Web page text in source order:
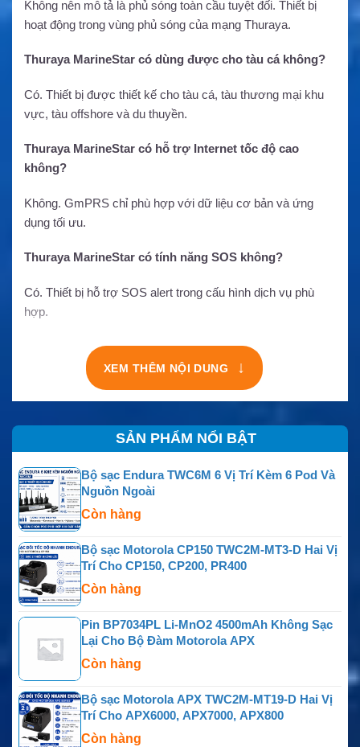
Không nên mô tả là phủ sóng toàn cầu tuyệt đối. Thiết bị
hoạt động trong vùng phủ sóng của mạng Thuraya.
Thuraya MarineStar có dùng được cho tàu cá không?
Có. Thiết bị được thiết kế cho tàu cá, tàu thương mại khu
vực, tàu offshore và du thuyền.
Thuraya MarineStar có hỗ trợ Internet tốc độ cao
không?
Không. GmPRS chỉ phù hợp với dữ liệu cơ bản và ứng
dụng tối ưu.
Thuraya MarineStar có tính năng SOS không?
Có. Thiết bị hỗ trợ SOS alert trong cấu hình dịch vụ phù
hợp.
XEM THÊM NỘI DUNG ↓
SẢN PHẨM NỔI BẬT
Bộ sạc Endura TWC6M 6 Vị Trí Kèm 6 Pod Và
Nguồn Ngoài
Còn hàng
Bộ sạc Motorola CP150 TWC2M-MT3-D Hai Vị
Trí Cho CP150, CP200, PR400
Còn hàng
Pin BP7034PL Li-MnO2 4500mAh Không Sạc
Lại Cho Bộ Đàm Motorola APX
Còn hàng
Bộ sạc Motorola APX TWC2M-MT19-D Hai Vị
Trí Cho APX6000, APX7000, APX800
Còn hàng